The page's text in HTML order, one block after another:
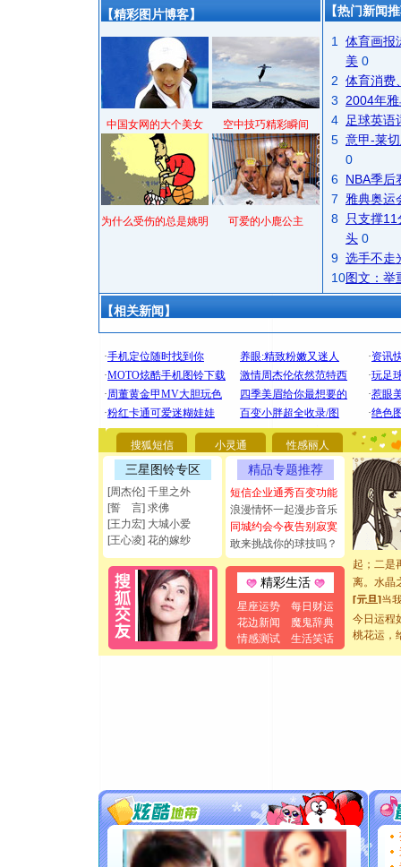
【精彩图片博客】
中国女网的大个美女 空中技巧精彩瞬间
为什么受伤的总是姚明 可爱的小鹿公主
【热门新闻
1
体育画报
美 0
2 体育消费
3
2004年
4
足球英语
5 意甲-莱
0
6 NBA季后
7
雅典奥运
8
只支撑
头 0
9 选手不走
10图文：举
【相关新闻】
搜狐短信 小灵通 性感丽人
三星图铃专区
[周杰伦] 千里之外
[誓 言] 求佛
[王力宏] 大城小爱
[王心凌] 花的嫁纱
精品专题推荐
短信企业通秀百变功能
浪漫情怀一起漫步音乐
同城约会今夜告别寂寞
敢来挑战你的球技吗？
精彩生活
星座运势
每日财运
花边新闻
魔鬼辞典
情感测试
生活笑话
你太多
要平安
[圣诞节]
能正大
都要快乐
[圣诞节]
如意,快
[元旦]看
断电。
你是我专
[元旦]如
起；二是
离。水晶
[元旦]当
泣，这
卖了。水
要平安！
[圣诞节]
能正大光
都要快乐
[圣诞节]
今日运程
桃花运，